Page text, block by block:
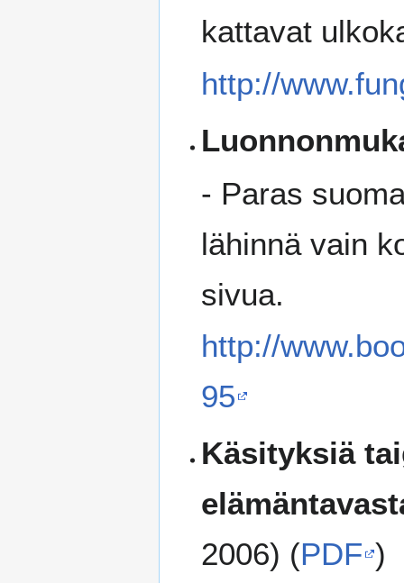
kattavat
http://
- Paras
lähinnä vain
sivua.
http://
95
Käsityksiä
2006) (PDF )